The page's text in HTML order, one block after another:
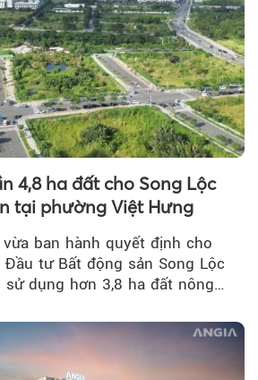
4,8 ha đất cho Song Lộc
tại phường Việt Hưng
vừa ban hành quyết định cho
Đầu tư Bất động sản Song Lộc
dụng hơn 3,8 ha đất nông